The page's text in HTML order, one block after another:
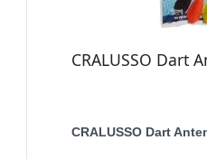
CRALUSSO Dart
CRALUSSO Dart